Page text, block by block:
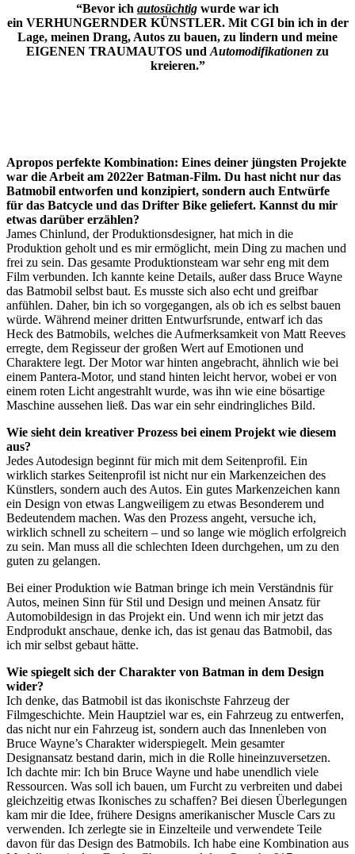
“Bevor ich autosüchtig wurde war ich
ein VERHUNGERNDER KÜNSTLER. Mit CGI bin ich in der
Lage, meinen Drang, Autos zu bauen, zu lindern und meine
EIGENEN TRAUMAUTOS und Automodifikationen zu
kreieren.”
Apropos perfekte Kombination: Eines deiner jüngsten Projekte
war die Arbeit am 2022er Batman-Film. Du hast nicht nur das
Batmobil entworfen und konzipiert, sondern auch Entwürfe
für das Batcycle und das Drifter Bike geliefert. Kannst du mir
etwas darüber erzählen?
James Chinlund, der Produktionsdesigner, hat mich in die
Produktion geholt und es mir ermöglicht, mein Ding zu machen und
frei zu sein. Das gesamte Produktionsteam war sehr eng mit dem
Film verbunden. Ich kannte keine Details, außer dass Bruce Wayne
das Batmobil selbst baut. Es musste sich also echt und greifbar
anfühlen. Daher, bin ich so vorgegangen, als ob ich es selbst bauen
würde. Während meiner dritten Entwurfsrunde, entwarf ich das
Heck des Batmobils, welches die Aufmerksamkeit von Matt Reeves
erregte, dem Regisseur der großen Wert auf Emotionen und
Charaktere legt. Der Motor war hinten angebracht, ähnlich wie bei
einem Pantera-Motor, und stand hinten leicht hervor, wobei er von
einem roten Licht angestrahlt wurde, was ihn wie eine bösartige
Maschine aussehen ließ. Das war ein sehr eindringliches Bild.
Wie sieht dein kreativer Prozess bei einem Projekt wie diesem
aus?
Jedes Autodesign beginnt für mich mit dem Seitenprofil. Ein
wirklich starkes Seitenprofil ist nicht nur ein Markenzeichen des
Künstlers, sondern auch des Autos. Ein gutes Markenzeichen kann
ein Design von etwas Langweiligem zu etwas Besonderem und
Bedeutendem machen. Was den Prozess angeht, versuche ich,
wirklich schnell zu scheitern – und so lange wie möglich erfolgreich
zu sein. Man muss all die schlechten Ideen durchgehen, um zu den
guten zu gelangen.
Bei einer Produktion wie Batman bringe ich mein Verständnis für
Autos, meinen Sinn für Stil und Design und meinen Ansatz für
Automobildesign in das Projekt ein. Und wenn ich mir jetzt das
Endprodukt anschaue, denke ich, das ist genau das Batmobil, das
ich mir selbst gebaut hätte.
Wie spiegelt sich der Charakter von Batman in dem Design
wider?
Ich denke, das Batmobil ist das ikonischste Fahrzeug der
Filmgeschichte. Mein Hauptziel war es, ein Fahrzeug zu entwerfen,
das nicht nur ein Fahrzeug ist, sondern auch das Innenleben von
Bruce Wayne’s Charakter widerspiegelt. Mein gesamter
Designansatz bestand darin, mich in die Rolle hineinzuversetzen.
Ich dachte mir: Ich bin Bruce Wayne und habe unendlich viele
Ressourcen. Was soll ich bauen, um Furcht zu verbreiten und dabei
gleichzeitig etwas Ikonisches zu schaffen? Bei diesen Überlegungen
kam mir die Idee, frühere Designs amerikanischer Muscle Cars zu
verwenden. Ich zerlegte sie in Einzelteile und verwendete Teile
davon für das Design des Batmobils. Ich habe eine Kombination aus